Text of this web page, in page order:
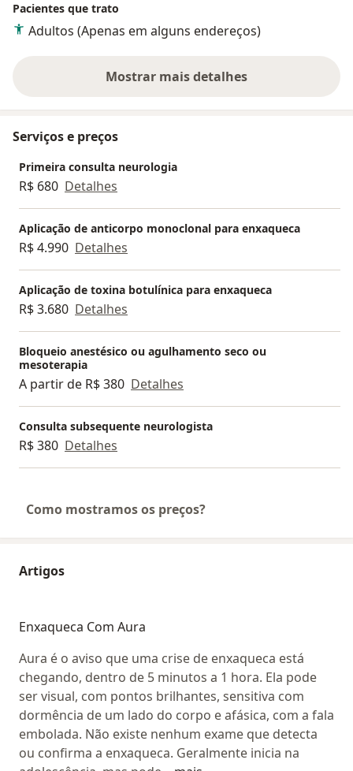
de enxaqueca, dor nas costas, fibromialgia e dores
crônicas.
Pacientes que trato
Adultos (Apenas em alguns endereços)
Mostrar mais detalhes
sobre a experiência
Serviços e preços
Primeira consulta neurologia
R$ 680 Detalhes
Aplicação de anticorpo monoclonal para enxaqueca
R$ 4.990 Detalhes
Aplicação de toxina botulínica para enxaqueca
R$ 3.680 Detalhes
Bloqueio anestésico ou agulhamento seco ou
mesoterapia
A partir de R$ 380 Detalhes
Consulta subsequente neurologista
R$ 380 Detalhes
Como mostramos os preços?
Artigos
Enxaqueca Com Aura
Aura é o aviso que uma crise de enxaqueca está
chegando, dentro de 5 minutos a 1 hora. Ela pode
ser visual, com pontos brilhantes, sensitiva com
dormência de um lado do corpo e afásica, com a fala
embolada. Não existe nenhum exame que detecta
ou confirma a enxaqueca. Geralmente inicia na